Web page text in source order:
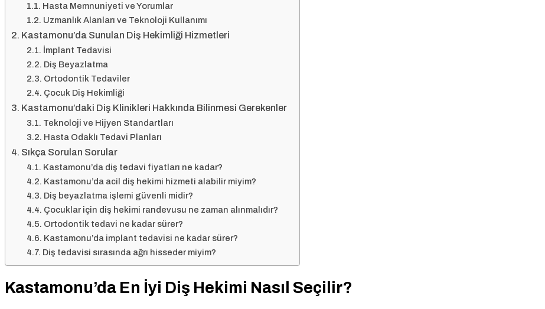
Hasta Memnuniyeti ve Yorumlar
Uzmanlık Alanları ve Teknoloji Kullanımı
Kastamonu’da Sunulan Diş Hekimliği Hizmetleri
İmplant Tedavisi
Diş Beyazlatma
Ortodontik Tedaviler
Çocuk Diş Hekimliği
Kastamonu’daki Diş Klinikleri Hakkında Bilinmesi Gerekenler
Teknoloji ve Hijyen Standartları
Hasta Odaklı Tedavi Planları
Sıkça Sorulan Sorular
Kastamonu’da diş tedavi fiyatları ne kadar?
Kastamonu’da acil diş hekimi hizmeti alabilir miyim?
Diş beyazlatma işlemi güvenli midir?
Çocuklar için diş hekimi randevusu ne zaman alınmalıdır?
Ortodontik tedavi ne kadar sürer?
Kastamonu’da implant tedavisi ne kadar sürer?
Diş tedavisi sırasında ağrı hisseder miyim?
Kastamonu’da En İyi Diş Hekimi Nasıl Seçilir?